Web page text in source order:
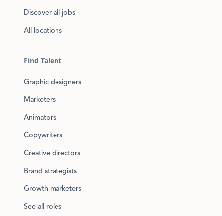
Discover all jobs
All locations
Find Talent
Graphic designers
Marketers
Animators
Copywriters
Creative directors
Brand strategists
Growth marketers
See all roles